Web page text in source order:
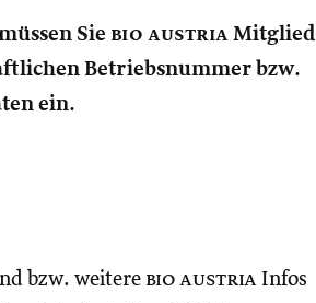
Sie bio austria Mitglied
Betriebsnummer bzw.
ein.
bzw. weitere bio austria Infos